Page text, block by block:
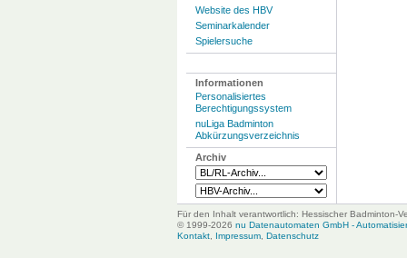
Website des HBV
Seminarkalender
Spielersuche
Informationen
Personalisiertes
Berechtigungssystem
nuLiga Badminton
Abkürzungsverzeichnis
Archiv
Für den Inhalt verantwortlich: Hessischer Badminton-
© 1999-2026 nu Datenautomaten GmbH -
Kontakt, Impressum, Datenschutz